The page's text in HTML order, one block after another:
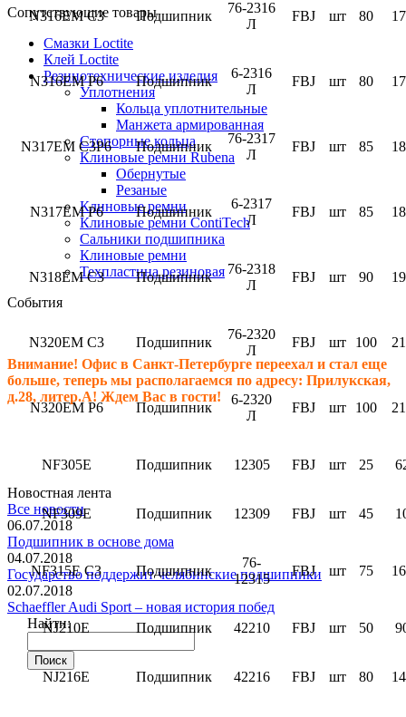
Сопутствующие товары
Смазки Loctite
Клей Loctite
Резинотехнические изделия
Уплотнения
Кольца уплотнительные
Манжета армированная
Стопорные кольца
Клиновые ремни Rubena
Обернутые
Резаные
Клиновые ремни
Клиновые ремни ContiTech
Сальники подшипника
Клиновые ремни
Техпластина резиновая
События
Внимание! Офис в Санкт-Петербурге переехал и стал еще
больше, теперь мы располагаемся по адресу: Прилукская,
д.28, литер.А! Ждем Вас в гости!
Новостная лента
Все новости
06.07.2018
Подшипник в основе дома
04.07.2018
Государство поддержит челябинские подшипники
02.07.2018
Schaeffler Audi Sport – новая история побед
Найти:
N316EM C3 Подшипник
76-2316
Л
FBJ шт 80
N316EM P6 Подшипник
6-2316
Л
FBJ шт 80
N317EM C3P6 Подшипник
76-2317
Л
FBJ шт 85
N317EM P6 Подшипник
6-2317
Л
FBJ шт 85
N318EM C3 Подшипник
76-2318
Л
FBJ шт 90
N320EM C3 Подшипник
76-2320
Л
FBJ шт 100
N320EM P6 Подшипник
6-2320
Л
FBJ шт 100
NF305E Подшипник 12305 FBJ шт 25
NF309E Подшипник 12309 FBJ шт 45
NF315E C3 Подшипник
76-
12315
FBJ шт 75
NJ210E Подшипник 42210 FBJ шт 50
NJ216E Подшипник 42216 FBJ шт 80